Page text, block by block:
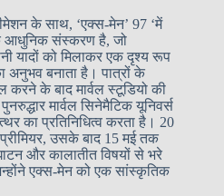
के साथ, ‘एक्स-मेन’ 97 ‘में
आधुनिक संस्करण है, जो
यादों को मिलाकर एक दृश्य रूप
बनाता है। पात्रों के
के बाद मार्वल स्टूडियो की
मार्वल सिनेमैटिक यूनिवर्स
का प्रतिनिधित्व करता है। 20
उसके बाद 15 मई तक
और कालातीत विषयों से भरे
एक्स-मेन को एक सांस्कृतिक